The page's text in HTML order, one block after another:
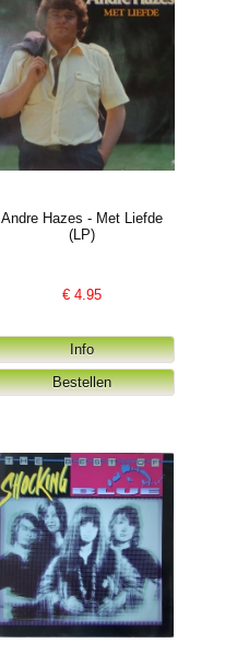
Andre Hazes - Met Liefde
(LP)
€4.95